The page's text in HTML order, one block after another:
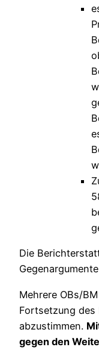
Die
Mehrere OBs/
Fortsetzung des
abzustimmen.
gegen den